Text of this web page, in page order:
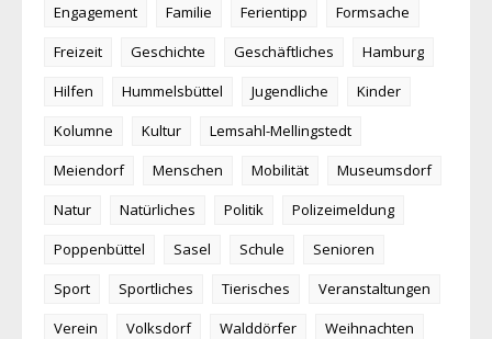
Engagement
Familie Ferientipp
Formsache
Freizeit
Geschichte Geschäftliches
Hamburg
Hilfen
Hummelsbüttel Jugendliche
Kinder
Kolumne
Kultur
Lemsahl-Mellingstedt
Meiendorf
Menschen Mobilität
Museumsdorf
Natur
Natürliches Politik
Polizeimeldung
Poppenbüttel
Sasel Schule
Senioren
Sport
Sportliches Tierisches
Veranstaltungen
Verein
Volksdorf Walddörfer
Weihnachten